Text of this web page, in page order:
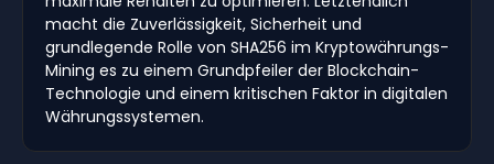
macht die Zuverlässigkeit, Sicherheit und
grundlegende Rolle von SHA256 im Kryptowährungs-
Mining es zu einem Grundpfeiler der Blockchain-
Technologie und einem kritischen Faktor in digitalen
Währungssystemen.